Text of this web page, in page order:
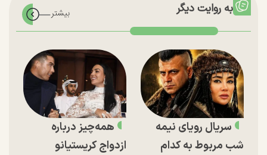
به روایت دیگر
سریال رویای نیمه
شب مربوط به کدام
همه‌چیز درباره
ازدواج کریستیانو